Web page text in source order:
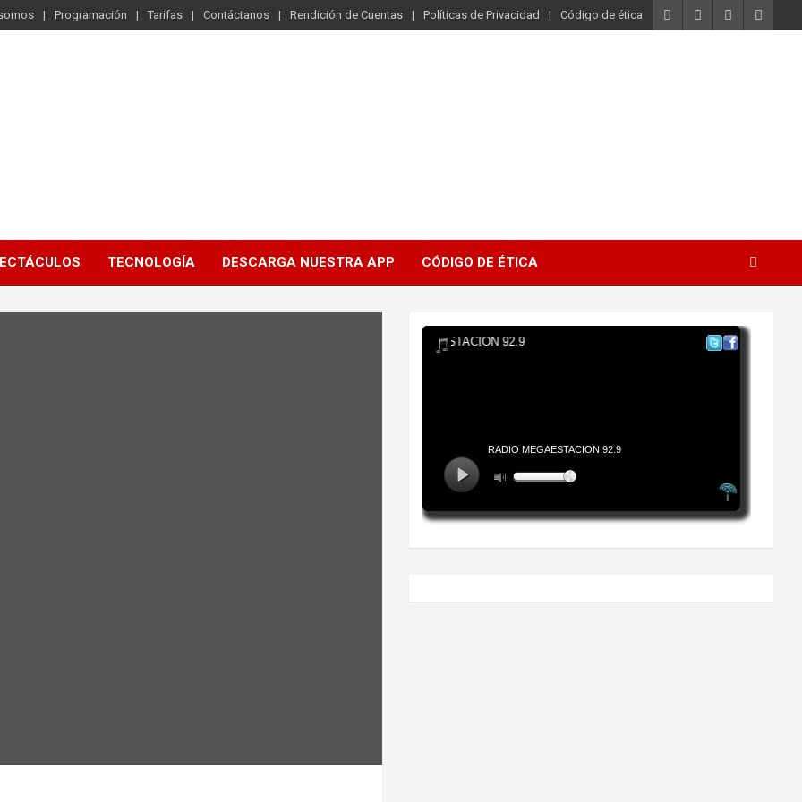
Programación Tarifas Contáctanos Rendición de Cuentas Políticas de Privacidad Código de ética
TECNOLOGÍA DESCARGA NUESTRA APP CÓDIGO DE ÉTICA